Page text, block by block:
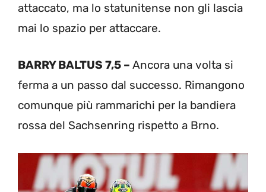
attaccato, ma lo statunitense non gli lascia
mai lo spazio per attaccare.
BARRY BALTUS 7,5 – Ancora una volta si
ferma a un passo dal successo. Rimangono
comunque più rammarichi per la bandiera
rossa del Sachsenring rispetto a Brno.